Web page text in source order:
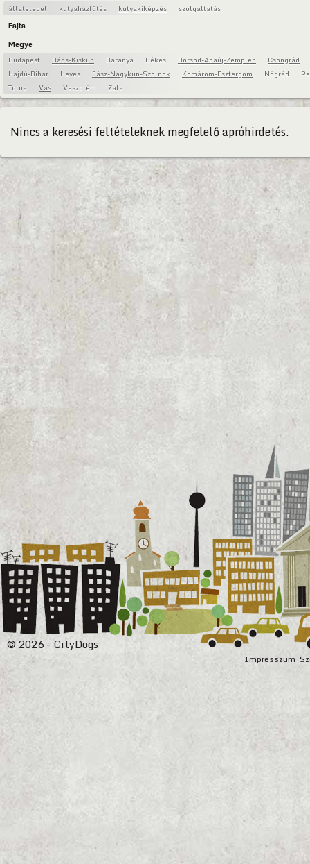
állateledel kutyaházfűtés kutyakiképzés szolgaltatás
Fajta
Megye
Budapest Bács-Kiskun Baranya Békés Borsod-Abaúj-Zemplén
Csongrád
Hajdú-Bihar
Heves Jász-Nagykun-Szolnok Komárom-Esztergom Nógrád
Tolna
Vas Veszprém Zala
Nincs a keresési feltételeknek megfelelő apróhirdetés.
Impresszum
© 2026 - CityDogs